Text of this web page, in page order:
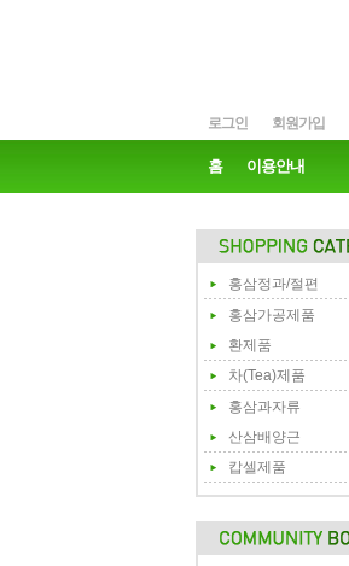
로그인 회원가입
홈 이용안내
홍삼정과/절편
홍삼가공제품
환제품
차(Tea)제품
홍삼과자류
산삼배양근
캅셀제품